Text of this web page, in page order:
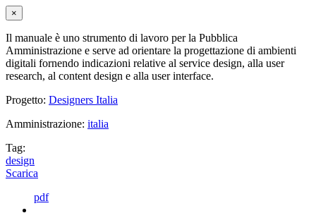
×
Il manuale è uno strumento di lavoro per la Pubblica
Amministrazione e serve ad orientare la progettazione di ambienti
digitali fornendo indicazioni relative al service design, alla user
research, al content design e alla user interface.
Progetto: Designers Italia
Amministrazione: italia
Tag:
design
Scarica
pdf